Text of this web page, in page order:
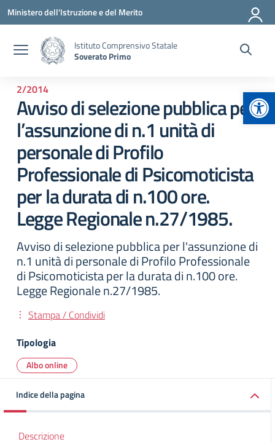
Vai ai contenuti
Vai al menu di navigazione
Vai al footer
Ministero dell'Istruzione e del Merito
Istituto Comprensivo Statale
Soverato Primo
2/2014
Avviso di selezione pubblica per
l’assunzione di n.1 unità di
personale di Profilo
Professionale di Psicomoticista
per la durata di n.100 ore.
Legge Regionale n.27/1985.
Avviso di selezione pubblica per l'assunzione di
n.1 unità di personale di Profilo Professionale
di Psicomoticista per la durata di n.100 ore.
Legge Regionale n.27/1985.
Stampa / Condividi
Tipologia
Albo online
Indice della pagina
Descrizione